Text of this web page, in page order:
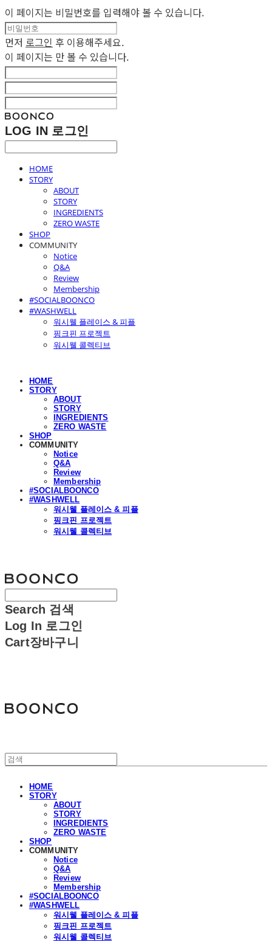
이 페이지는 비밀번호를 입력해야 볼 수 있습니다.
먼저 로그인 후 이용해주세요.
이 페이지는 만 볼 수 있습니다.
LOG IN 로그인
HOME
STORY
ABOUT
STORY
INGREDIENTS
ZERO WASTE
SHOP
COMMUNITY
Notice
Q&A
Review
Membership
#SOCIALBOONCO
#WASHWELL
워시웰 플레이스 & 피플
핑크핀 프로젝트
워시웰 콜렉티브
HOME
STORY
ABOUT
STORY
INGREDIENTS
ZERO WASTE
SHOP
COMMUNITY
Notice
Q&A
Review
Membership
#SOCIALBOONCO
#WASHWELL
워시웰 플레이스 & 피플
핑크핀 프로젝트
워시웰 콜렉티브
Search 검색
Log In 로그인
Cart장바구니
HOME
STORY
ABOUT
STORY
INGREDIENTS
ZERO WASTE
SHOP
COMMUNITY
Notice
Q&A
Review
Membership
#SOCIALBOONCO
#WASHWELL
워시웰 플레이스 & 피플
핑크핀 프로젝트
워시웰 콜렉티브